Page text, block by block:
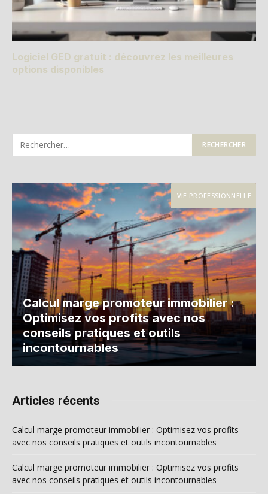
Logiciel GED gratuit : découvrez les meilleures
options disponibles
VIE PROFESSIONNELLE
Calcul marge promoteur immobilier :
Optimisez vos profits avec nos
conseils pratiques et outils
incontournables
Articles récents
Calcul marge promoteur immobilier : Optimisez vos profits
avec nos conseils pratiques et outils incontournables
Calcul marge promoteur immobilier : Optimisez vos profits
avec nos conseils pratiques et outils incontournables